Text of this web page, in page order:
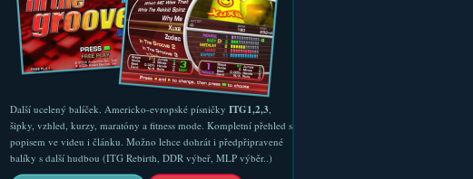
Další ucelený balíček. Americko-evropské písničky ITG1,2,3,
šipky, vzhled, kurzy, maratóny a fitness mode. Kompletní přehled s
popisem ve videu i článku. Možno lehce dohrát i předpřipravené
balíky s další hudbou (ITG Rebirth, DDR výbeř, MLP výběr..)